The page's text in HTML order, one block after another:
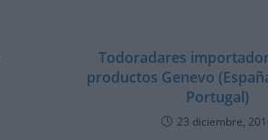
Todoradares
productos Genevo
Portugal)
23 diciembre,